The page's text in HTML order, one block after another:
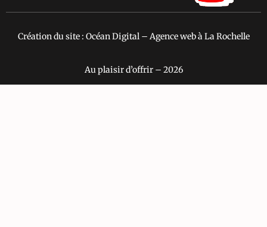
Création du site : Océan Digital – Agence web à La Rochelle
Au plaisir d’offrir – 2026